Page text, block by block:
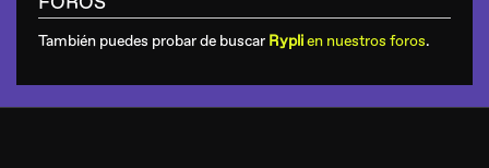
También puedes probar de buscar Ryplien nuestros foros.